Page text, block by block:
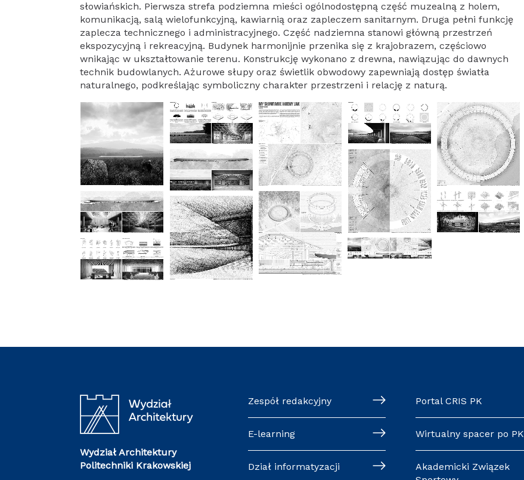
słowiańskich. Pierwsza strefa podziemna mieści ogólnodostępną część muzealną z holem,
komunikacją, salą wielofunkcyjną, kawiarnią oraz zapleczem sanitarnym. Druga pełni funkcję
zaplecza technicznego i administracyjnego. Część nadziemna stanowi główną przestrzeń
ekspozycyjną i rekreacyjną. Budynek harmonijnie przenika się z krajobrazem, częściowo
wnikając w ukształtowanie terenu. Konstrukcję wykonano z drewna, nawiązując do dawnych
technik budowlanych. Ażurowe słupy oraz świetlik obwodowy zapewniają dostęp światła
naturalnego, podkreślając symboliczny charakter przestrzeni i relację z naturą.
Wydział Architektury
Politechniki Krakowskiej
Zespół redakcyjny
E-learning
Dział informatyzacji
Portal CRIS PK
Wirtualny spacer po PK
Akademicki Związek